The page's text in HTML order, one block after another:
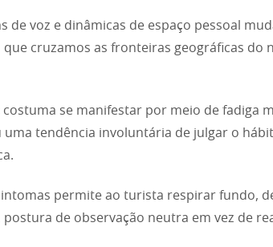
de voz e dinâmicas de espaço pessoal
cruzamos as fronteiras geográficas do
costuma se manifestar por meio de fadiga
uma tendência involuntária de julgar o
permite ao turista respirar fundo,
de observação neutra em vez de